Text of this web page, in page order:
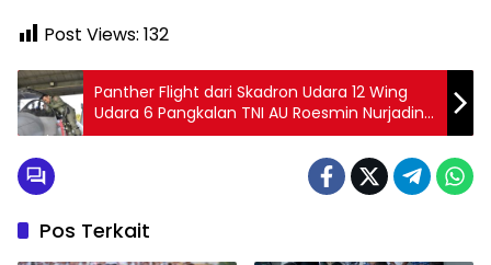
Post Views: 132
Panther Flight dari Skadron Udara 12 Wing
Udara 6 Pangkalan TNI AU Roesmin Nurjadin
resmi berangkat menuju Jakarta
Pos Terkait